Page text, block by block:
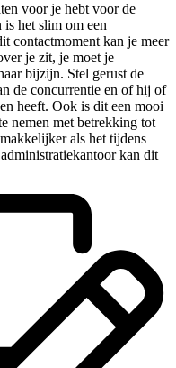
voor je hebt voor de
het slim om een
contactmoment kan je meer
je zit, je moet je
bijzijn. Stel gerust de
de concurrentie en of hij of
heeft. Ook is dit een mooi
nemen met betrekking tot
als het tijdens
kan dit